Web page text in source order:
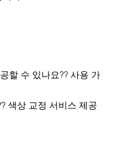
할 수 있나요?? 사용 가
색상 교정 서비스 제공